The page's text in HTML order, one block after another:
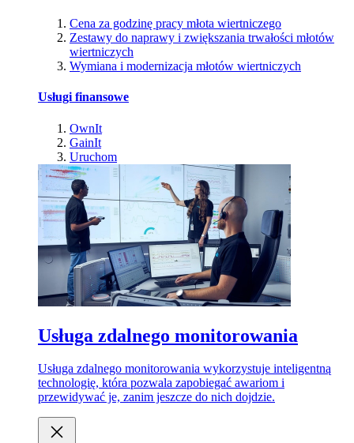
Cena za godzinę pracy młota wiertniczego
Zestawy do naprawy i zwiększania trwałości młotów
wiertniczych
Wymiana i modernizacja młotów wiertniczych
Usługi finansowe
OwnIt
GainIt
Uruchom
Usługa zdalnego monitorowania
Usługa zdalnego monitorowania wykorzystuje inteligentną
technologię, która pozwala zapobiegać awariom i
przewidywać je, zanim jeszcze do nich dojdzie.